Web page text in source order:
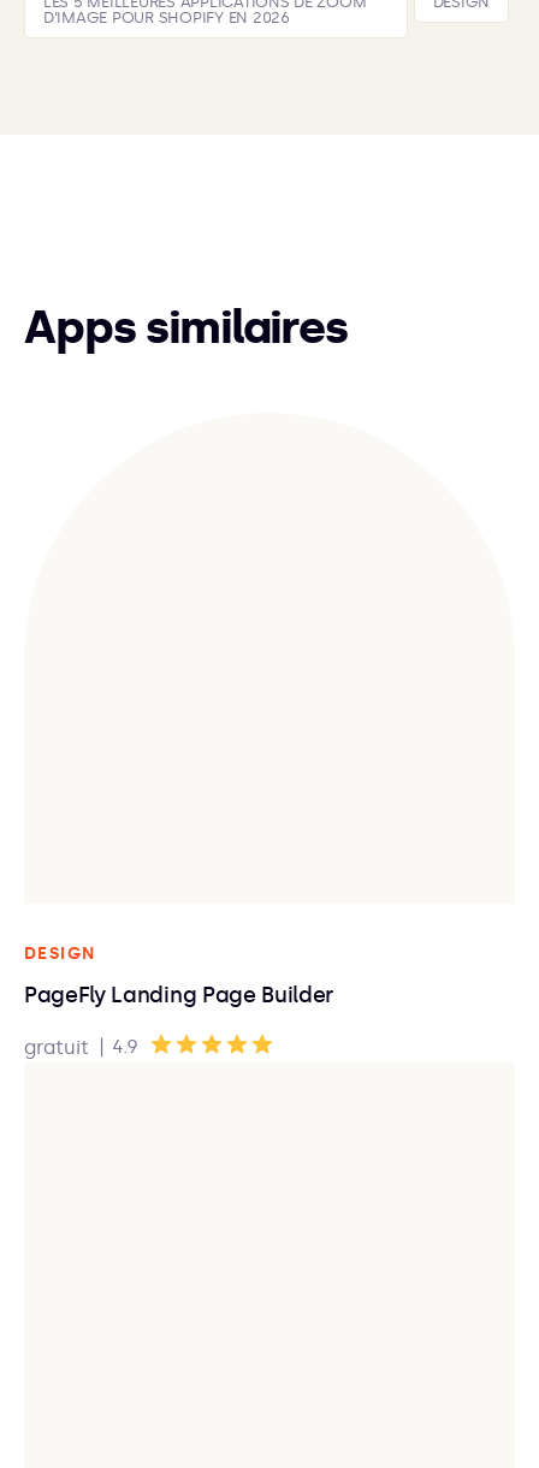
D’IMAGE POUR SHOPIFY EN 2026
Apps similaires
DESIGN
PageFly Landing Page Builder
gratuit | 4.9